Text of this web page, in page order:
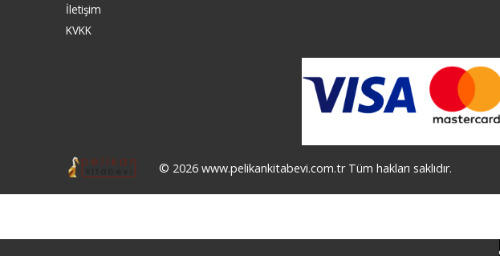
İletişim
KVKK
© 2026 www.pelikankitabevi.com.tr Tüm hakları saklıdır.